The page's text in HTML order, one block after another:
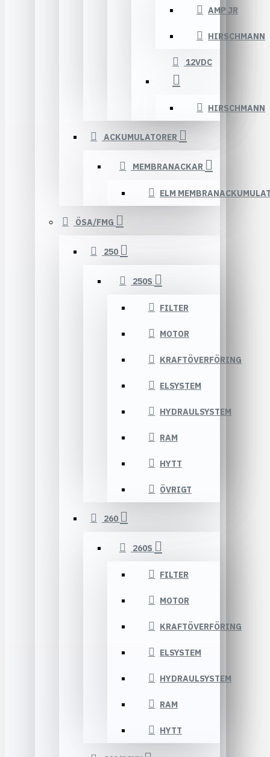
AMP JR
HIRSCHMANN
12VDC
HIRSCHMANN
ACKUMULATORER
MEMBRANACKAR
ELM
ÖSA/FMG
250
250S
FILTER
MOTOR
KRAFTÖVERFÖRING
ELSYSTEM
HYDRAULSYSTEM
RAM
HYTT
ÖVRIGT
260
260S
FILTER
MOTOR
KRAFTÖVERFÖRING
ELSYSTEM
HYDRAULSYSTEM
RAM
HYTT